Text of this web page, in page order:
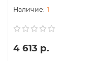
1
4 613 р.